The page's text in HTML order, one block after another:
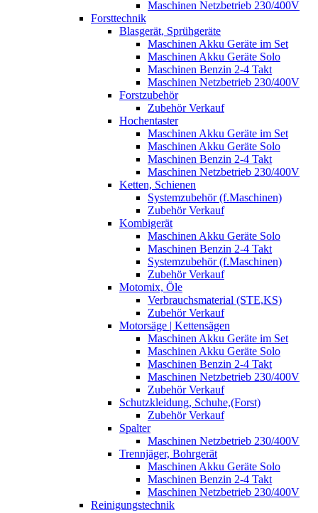
Maschinen Netzbetrieb 230/400V
Forsttechnik
Blasgerät, Sprühgeräte
Maschinen Akku Geräte im Set
Maschinen Akku Geräte Solo
Maschinen Benzin 2-4 Takt
Maschinen Netzbetrieb 230/400V
Forstzubehör
Zubehör Verkauf
Hochentaster
Maschinen Akku Geräte im Set
Maschinen Akku Geräte Solo
Maschinen Benzin 2-4 Takt
Maschinen Netzbetrieb 230/400V
Ketten, Schienen
Systemzubehör (f.Maschinen)
Zubehör Verkauf
Kombigerät
Maschinen Akku Geräte Solo
Maschinen Benzin 2-4 Takt
Systemzubehör (f.Maschinen)
Zubehör Verkauf
Motomix, Öle
Verbrauchsmaterial (STE,KS)
Zubehör Verkauf
Motorsäge | Kettensägen
Maschinen Akku Geräte im Set
Maschinen Akku Geräte Solo
Maschinen Benzin 2-4 Takt
Maschinen Netzbetrieb 230/400V
Zubehör Verkauf
Schutzkleidung, Schuhe,(Forst)
Zubehör Verkauf
Spalter
Maschinen Netzbetrieb 230/400V
Trennjäger, Bohrgerät
Maschinen Akku Geräte Solo
Maschinen Benzin 2-4 Takt
Maschinen Netzbetrieb 230/400V
Reinigungstechnik